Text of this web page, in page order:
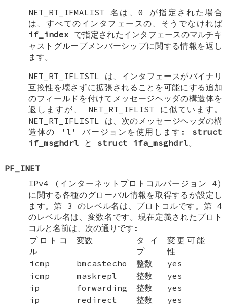
NET_RT_IFMALIST 名は、0 が指定された場合
は、すべてのインタフェースの、そうでなければ
if_index で指定されたインタフェースのマルチキ
ャストグループメンバーシップに関する情報を返し
ます。
NET_RT_IFLISTL は、インタフェースがバイナリ
互換性を壊さずに拡張されることを可能にする追加
のフィールドを付けてメッセージヘッダの構造体を
返しますが、 NET_RT_IFLIST に似ています。
NET_RT_IFLISTL は、次のメッセージヘッダの構
造体の 'l' バージョンを使用します: struct
if_msghdrl と struct ifa_msghdrl。
PF_INET
IPv4 (インターネットプロトコルバージョン 4)
に関する各種のグローバル情報を取得するか設定し
ます。第 3 のレベル名は、プロトコルです。第 4
のレベル名は、変数名です。現在定義されたプロト
コルと名前は、次の通りです:
プロトコ
ル
変数
タイ
プ
変更可能
性
icmp
bmcastecho 整数
yes
icmp
maskrepl 整数
yes
ip
forwarding 整数
yes
ip
redirect 整数 yes